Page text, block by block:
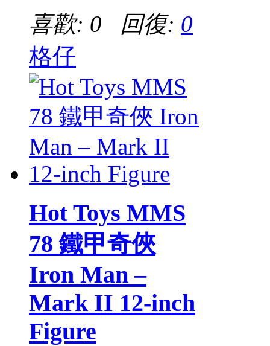
喜歡: 0 回復: 0
格仔
Hot Toys MMS
78 鐵甲奇俠
Iron Man –
Mark II 12-inch
Figure